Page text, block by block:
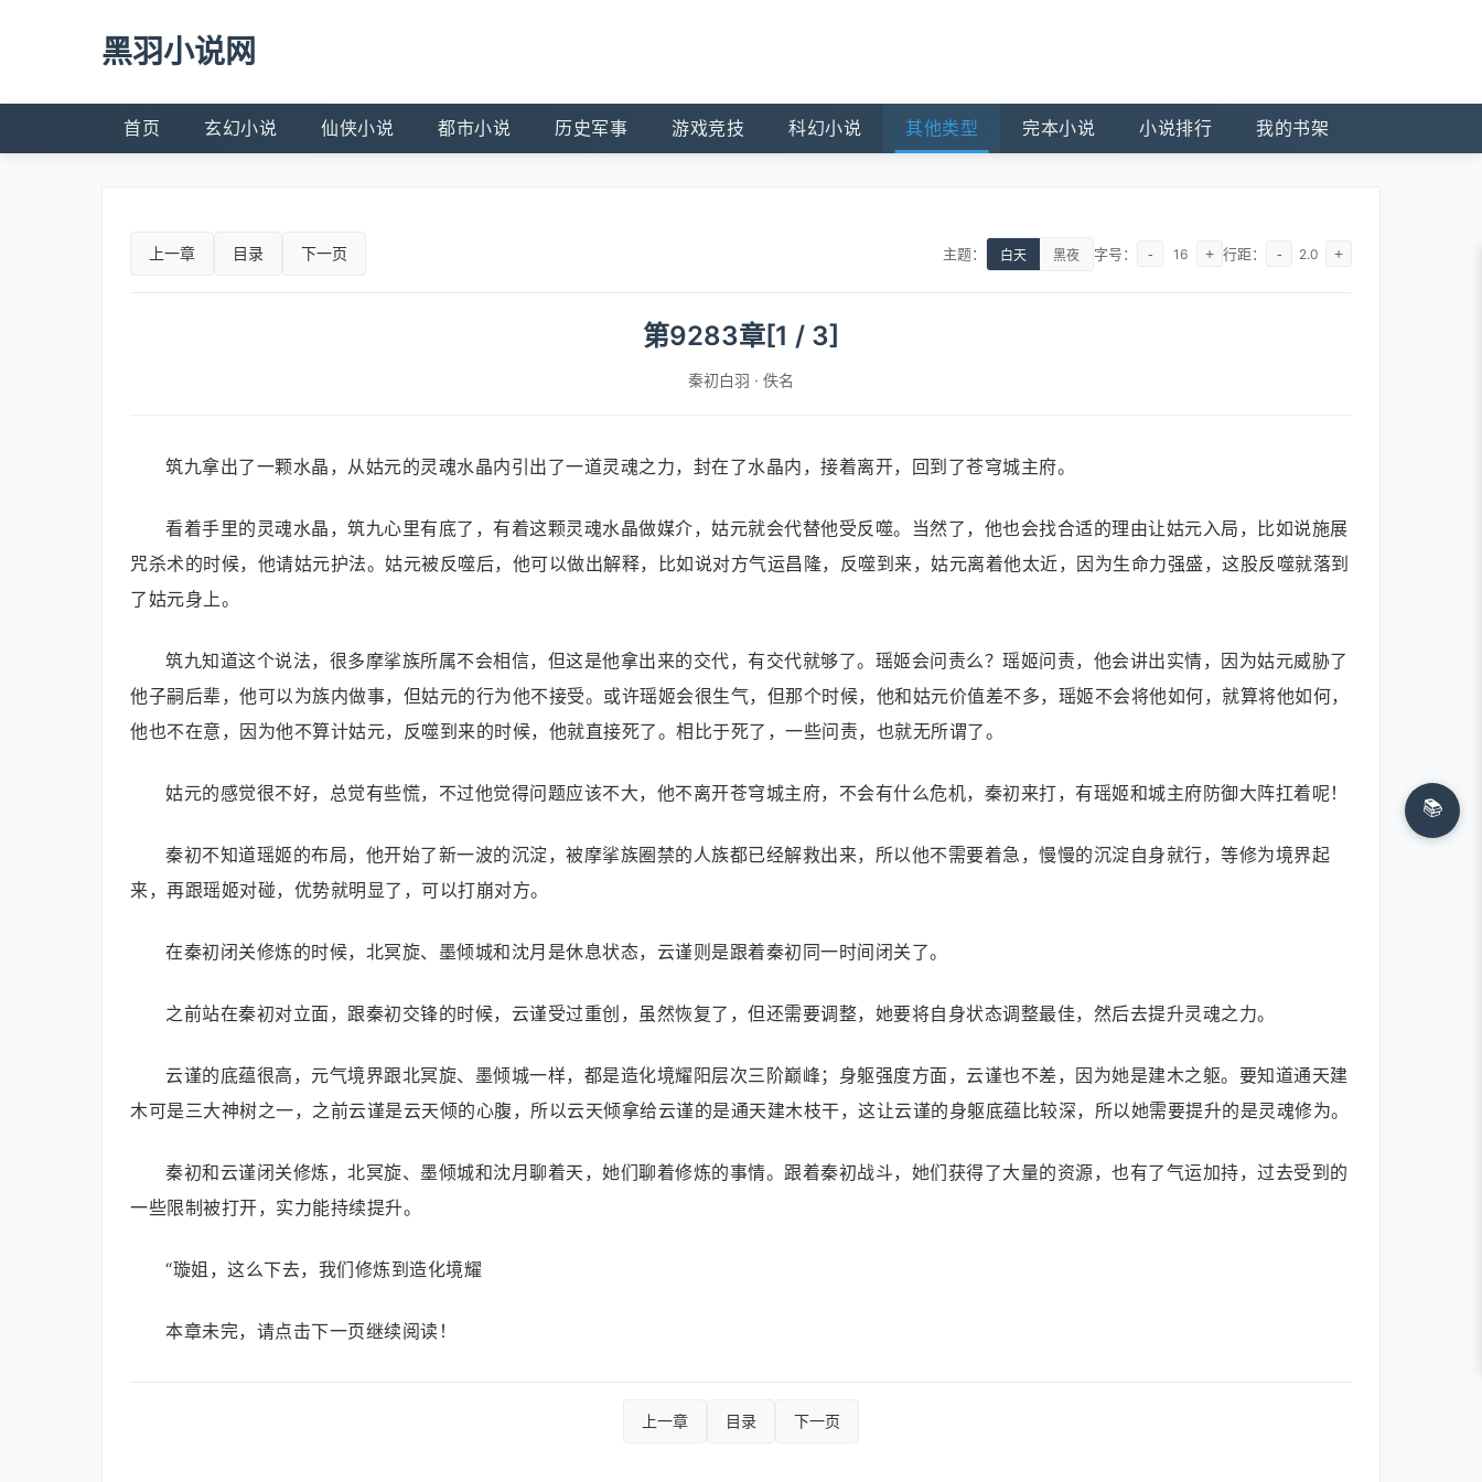
黑羽小说网
首页 玄幻小说 仙侠小说 都市小说 历史军事 游戏竞技 科幻小说 其他类型 完本小说 小说排行 我的书架
上一章 目录 下一页 主题： 白天 黑夜 字号： - 16 + 行距： - 2.0 +
第9283章[1 / 3]
秦初白羽 · 佚名
筑九拿出了一颗水晶，从姑元的灵魂水晶内引出了一道灵魂之力，封在了水晶内，接着离开，回到了苍穹城主府。
看着手里的灵魂水晶，筑九心里有底了，有着这颗灵魂水晶做媒介，姑元就会代替他受反噬。当然了，他也会找合适的理由让姑元入局，比如说施展
咒杀术的时候，他请姑元护法。姑元被反噬后，他可以做出解释，比如说对方气运昌隆，反噬到来，姑元离着他太近，因为生命力强盛，这股反噬就落到
了姑元身上。
筑九知道这个说法，很多摩挲族所属不会相信，但这是他拿出来的交代，有交代就够了。瑶姬会问责么？瑶姬问责，他会讲出实情，因为姑元威胁了
他子嗣后辈，他可以为族内做事，但姑元的行为他不接受。或许瑶姬会很生气，但那个时候，他和姑元价值差不多，瑶姬不会将他如何，就算将他如何，
他也不在意，因为他不算计姑元，反噬到来的时候，他就直接死了。相比于死了，一些问责，也就无所谓了。
姑元的感觉很不好，总觉有些慌，不过他觉得问题应该不大，他不离开苍穹城主府，不会有什么危机，秦初来打，有瑶姬和城主府防御大阵扛着呢！
秦初不知道瑶姬的布局，他开始了新一波的沉淀，被摩挲族圈禁的人族都已经解救出来，所以他不需要着急，慢慢的沉淀自身就行，等修为境界起
来，再跟瑶姬对碰，优势就明显了，可以打崩对方。
在秦初闭关修炼的时候，北冥旋、墨倾城和沈月是休息状态，云谨则是跟着秦初同一时间闭关了。
之前站在秦初对立面，跟秦初交锋的时候，云谨受过重创，虽然恢复了，但还需要调整，她要将自身状态调整最佳，然后去提升灵魂之力。
云谨的底蕴很高，元气境界跟北冥旋、墨倾城一样，都是造化境耀阳层次三阶巅峰；身躯强度方面，云谨也不差，因为她是建木之躯。要知道通天建
木可是三大神树之一，之前云谨是云天倾的心腹，所以云天倾拿给云谨的是通天建木枝干，这让云谨的身躯底蕴比较深，所以她需要提升的是灵魂修为。
秦初和云谨闭关修炼，北冥旋、墨倾城和沈月聊着天，她们聊着修炼的事情。跟着秦初战斗，她们获得了大量的资源，也有了气运加持，过去受到的
一些限制被打开，实力能持续提升。
“璇姐，这么下去，我们修炼到造化境耀
本章未完，请点击下一页继续阅读！
上一章 目录 下一页
📚